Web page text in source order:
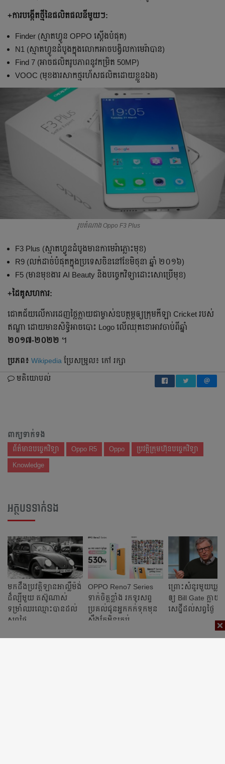
+ការ​បង្កើត​ថ្មី​នៃ​ផលិតផល​នីមួយៗ:
Finder (ស្មាតហ្វូន OPPO ស្តើង​បំផុត)
N1 (ស្មាតហ្វូន​ដំបូង​​ក្នុង​លោក​អាច​បង្វិល​កាមេរ៉ា​បាន)
Find 7 (អាច​ផលិត​រូបភាព​នូវ​កម្រិត 50MP)
VOOC (មុខងារ​សាក​ថ្ម​រហ័ស​ផលិត​ដោយ​ខ្លួន​ឯង)
រូបតំណាង Oppo F3 Plus
F3 Plus (ស្មាតហ្វូន​ដំបូង​មាន​កាមេរ៉ា​ភ្លោះ​មុខ)
R9 (លក់​ដាច់​បំផុត​ក្នុង​ប្រទេស​ចិន​នៅ​ខែ​មិថុនា ឆ្នាំ ២០១៦)
F5 (មាន​មុខងារ AI Beauty និង​បច្ចេកវិទ្យា​ដោះ​សោ​ប្រើ​មុខ)
+ដៃ​គូ​សហការ:
ជោគជ័យ​លើ​ការ​ដេញ​ថ្លៃ​​​ក្លាយ​ជា​ម្ចាស់​ឧបត្ថម្ភ​ឲ្យ​ក្រុម​កីឡា Cricket របស់​
ឥណ្ឌា ដោយ​មាន​សិទ្ធិ​អាច​បោះ Logo លើ​ឈុត​ខោអាវ​ចាប់​ពី​ឆ្នាំ
២០១៧-២០២២ ។
ប្រភព៖ Wikipedia ប្រែ​សម្រួល៖ កៅ រក្សា
មតិយោបល់
ពាក្យទាក់ទង
ព័ត៌មានបច្ចេកវិទ្យា Oppo R5 Oppo ប្រវត្តិក្រុមហ៊ុនបច្ចេកវិទ្យា
Knowledge
អត្ថបទទាក់ទង
មកដឹងប្រវត្តិឡានអាល្លឺម៉ង់
ដ៏ល្បីមួយ តស៊ូណាស់
ទម្រាំឈរឈ្មោះបានដល់
សព្វថ្ងៃ
OPPO Reno7 Series
ទាក់ចិត្តខ្លាំង រកទូរសព្ទ
ប្រគល់ជូនអ្នកកក់ទុកមុន
សឹងតែមិនគ្រប់
ព្រោះ​សំនួរ​មួយ​ឃ្លា​នេ
ឲ្យ Bill Gate​ ​ក្លាយ​
សេដ្ឋី​ដល់​សព្វ​ថ្ងៃ